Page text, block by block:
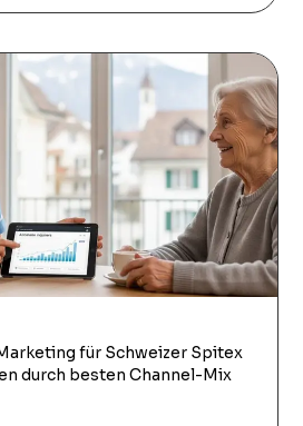
für Schweizer Spitex
durch besten Channel-Mix